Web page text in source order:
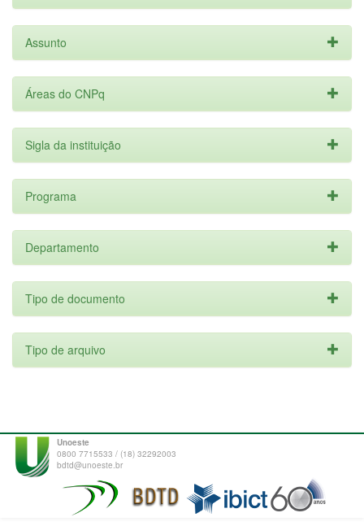
Assunto
Áreas do CNPq
Sigla da instituição
Programa
Departamento
Tipo de documento
Tipo de arquivo
Unoeste
0800 7715533 / (18) 32292003
bdtd@unoeste.br